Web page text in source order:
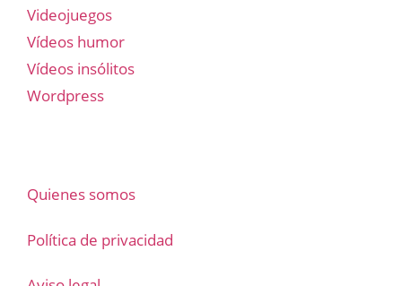
Videojuegos
Vídeos humor
Vídeos insólitos
Wordpress
Quienes somos
Política de privacidad